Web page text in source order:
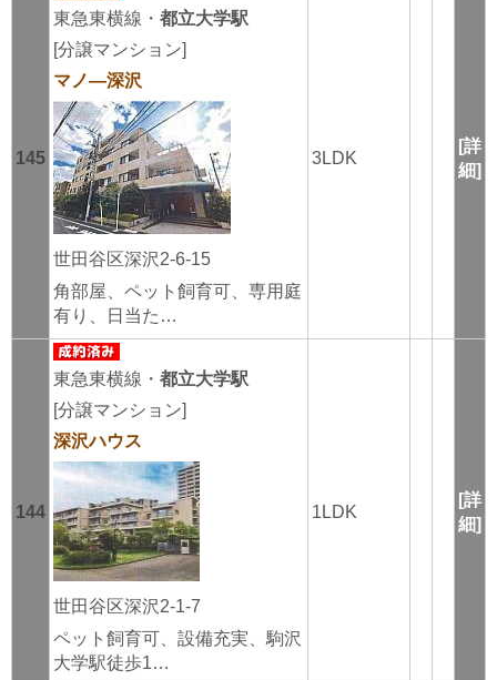
145
東急東横線・ 都立大学駅
[分譲マンション]
マノ―深沢
世田谷区深沢2-6-15
角部屋、ペット飼育可、専用庭
有り、日当た…
3LDK
[詳
細]
144
東急東横線・ 都立大学駅
[分譲マンション]
深沢ハウス
世田谷区深沢2-1-7
ペット飼育可、設備充実、駒沢
大学駅徒歩1…
1LDK
[詳
細]